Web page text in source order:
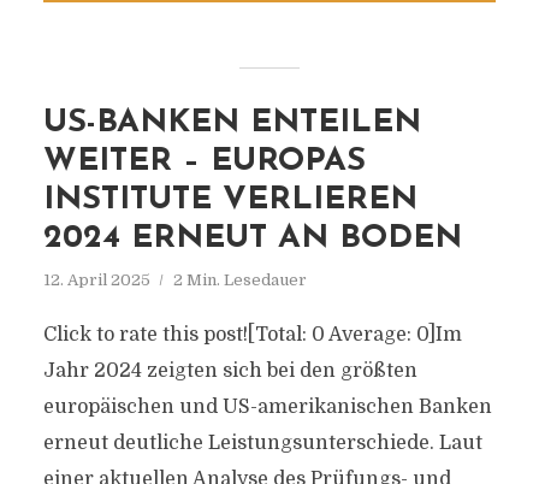
US-BANKEN ENTEILEN
WEITER – EUROPAS
INSTITUTE VERLIEREN
2024 ERNEUT AN BODEN
12. April 2025 2 Min. Lesedauer
Click to rate this post![Total: 0 Average: 0]Im
Jahr 2024 zeigten sich bei den größten
europäischen und US-amerikanischen Banken
erneut deutliche Leistungsunterschiede. Laut
einer aktuellen Analyse des Prüfungs- und